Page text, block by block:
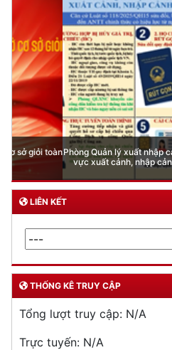
Phòng Quản lý xuất nhập cảnh:
vực xuất cảnh, nhập cảnh của công
LIÊN KẾT
THỐNG KÊ TRUY CẬP
Tổng lượt truy cập: N/A
Trực tuyến: N/A